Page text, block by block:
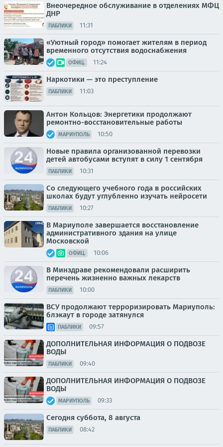
Внеочередное обслуживание в отделениях МФЦ
ДНР
ПАБЛИКИ 11:31
«Уютный город» помогает жителям в период
временного отсутствия водоснабжения
ОФИЦ. 11:24
Наркотики — это преступление
ПАБЛИКИ 11:03
Антон Кольцов: Энергетики продолжают
ремонтно-восстановительные работы
МАРИУПОЛЬ 10:50
Новые правила организованной перевозки
детей автобусами вступят в силу 1 сентября
ПАБЛИКИ 10:31
Со следующего учебного года в российских
школах будут углубленно изучать нейросети
ПАБЛИКИ 10:27
В Мариуполе завершается восстановление
административного здания на улице
Московской
ОФИЦ. 10:06
В Минздраве рекомендовали расширить
перечень жизненно важных лекарств
ПАБЛИКИ 10:00
ВСУ продолжают терроризировать Мариуполь:
блэкаут в городе затянулся
ПАБЛИКИ 09:57
ДОПОЛНИТЕЛЬНАЯ ИНФОРМАЦИЯ О ПОДВОЗЕ
ВОДЫ
ПАБЛИКИ 09:40
ДОПОЛНИТЕЛЬНАЯ ИНФОРМАЦИЯ О ПОДВОЗЕ
ВОДЫ
МАРИУПОЛЬ 09:33
Сегодня суббота, 8 августа
ПАБЛИКИ 08:42